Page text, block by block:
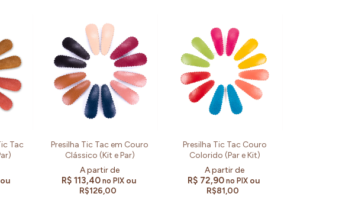
Tac
ou
Presilha Tic Tac em Couro
Clássico (Kit e Par)
R$ 113,40no PIX ou
R$126,00
Presilha Tic Tac Couro
Colorido (Par e Kit)
R$ 72,90no PIX ou
R$81,00